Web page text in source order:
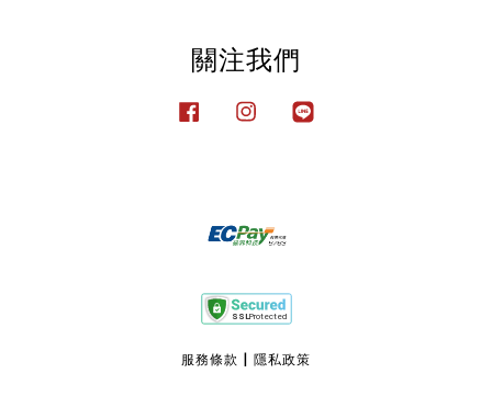
關注我們
Facebook Instagram
服務條款 隱私政策